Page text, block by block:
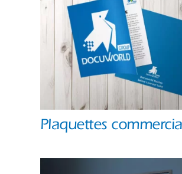
Plaquettes